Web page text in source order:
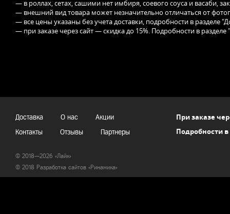
— в роллах, сетах, сашими нет имбиря, соевого соуса и васаби,
— внешний вид товара может незначительно отличаться от
— все цены указаны без учета доставки, подробности в разделе
— при заказе через сайт — скидка до 15%. Подробности в разделе
Доставка О нас
Акции
Контакты
Отзывы Партнеры
© 2018—2026 «Лайк»
© 2018 Разработка сайтов «Ринамика»
При заказе
Подробности